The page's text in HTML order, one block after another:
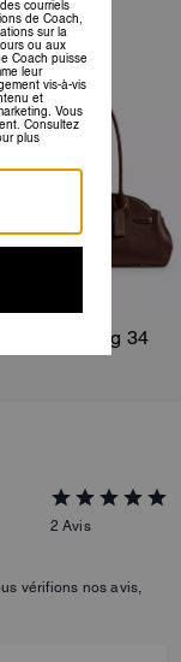
Carryall Bag 34
2 Avis
vérifions nos avis,